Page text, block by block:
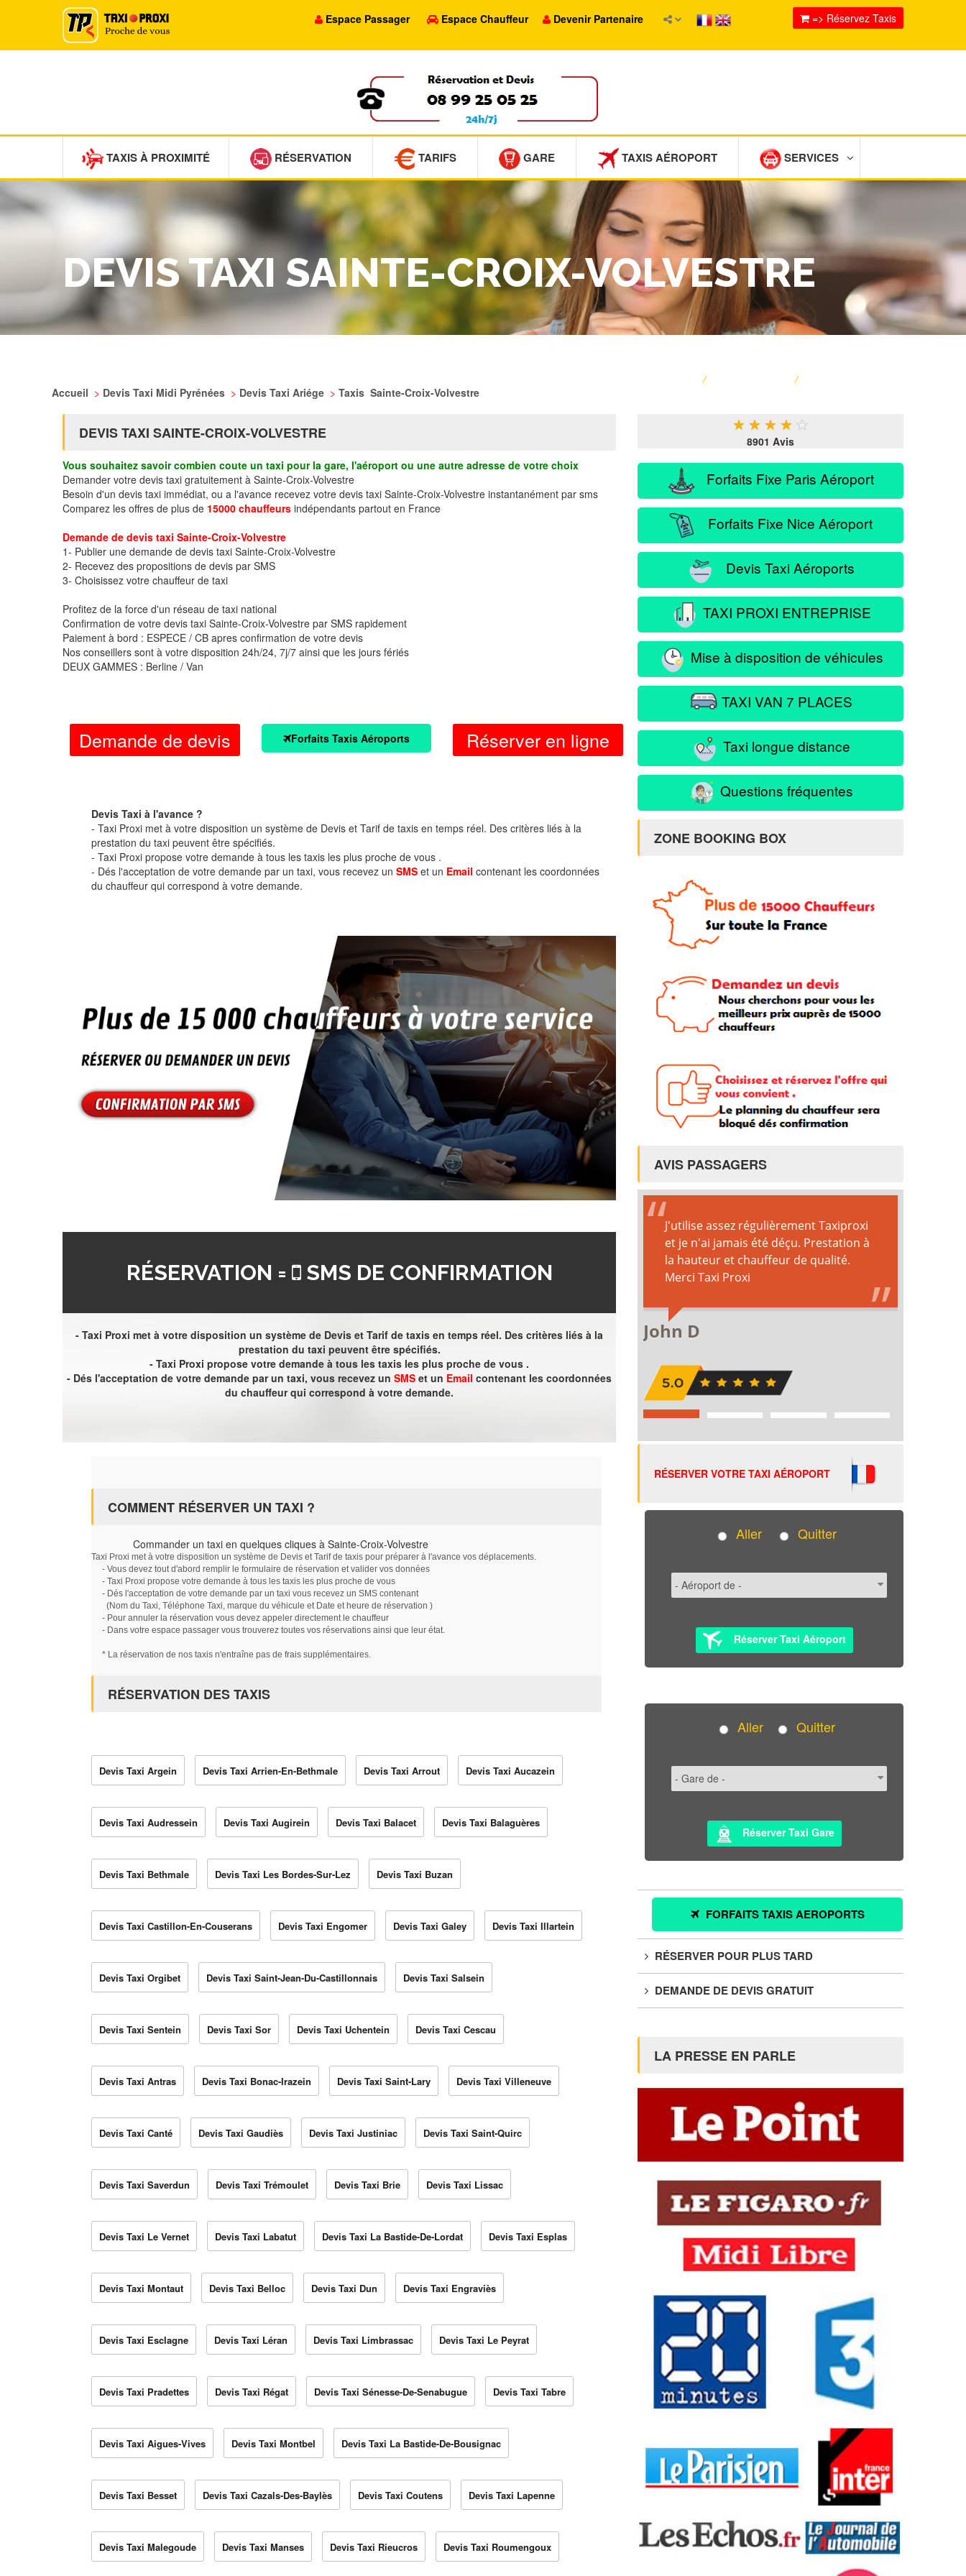
Espace Passager Espace Chauffeur Devenir Partenaire => Réservez Taxis
TAXIS À PROXIMITÉ RÉSERVATION TARIFS GARE TAXIS AÉROPORT SERVICES
DEVIS TAXI SAINTE-CROIX-VOLVESTRE
/ /
Accueil > Devis Taxi Midi Pyrénées > Devis Taxi Ariége > Taxis Sainte-Croix-Volvestre
DEVIS TAXI SAINTE-CROIX-VOLVESTRE
Vous souhaitez savoir combien coute un taxi pour la gare, l'aéroport ou une autre adresse de votre choix
Demander votre devis taxi gratuitement à Sainte-Croix-Volvestre
Besoin d'un devis taxi immédiat, ou a l'avance recevez votre devis taxi Sainte-Croix-Volvestre instantanément par sms
Comparez les offres de plus de 15000 chauffeurs indépendants partout en France
Demande de devis taxi Sainte-Croix-Volvestre
1- Publier une demande de devis taxi Sainte-Croix-Volvestre
2- Recevez des propositions de devis par SMS
3- Choisissez votre chauffeur de taxi
Profitez de la force d'un réseau de taxi national
Confirmation de votre devis taxi Sainte-Croix-Volvestre par SMS rapidement
Paiement à bord : ESPECE / CB apres confirmation de votre devis
Nos conseillers sont à votre disposition 24h/24, 7j/7 ainsi que les jours fériés
DEUX GAMMES : Berline / Van
Demande de devis Forfaits Taxis Aéroports Réserver en ligne
Devis Taxi à l'avance ?
- Taxi Proxi met à votre disposition un système de Devis et Tarif de taxis en temps réel. Des critères liés à la
prestation du taxi peuvent être spécifiés.
- Taxi Proxi propose votre demande à tous les taxis les plus proche de vous .
- Dés l'acceptation de votre demande par un taxi, vous recevez un SMS et un Email contenant les coordonnées
du chauffeur qui correspond à votre demande.
RÉSERVATION = SMS DE CONFIRMATION
- Taxi Proxi met à votre disposition un système de Devis et Tarif de taxis en temps réel. Des critères liés à la
prestation du taxi peuvent être spécifiés.
- Taxi Proxi propose votre demande à tous les taxis les plus proche de vous .
- Dés l'acceptation de votre demande par un taxi, vous recevez un SMS et un Email contenant les coordonnées
du chauffeur qui correspond à votre demande.
COMMENT RÉSERVER UN TAXI ?
Commander un taxi en quelques cliques à Sainte-Croix-Volvestre
Taxi Proxi met à votre disposition un système de Devis et Tarif de taxis pour préparer à l'avance vos déplacements.
- Vous devez tout d'abord remplir le formulaire de réservation et valider vos données
- Taxi Proxi propose votre demande à tous les taxis les plus proche de vous
- Dés l'acceptation de votre demande par un taxi vous recevez un SMS contenant
(Nom du Taxi, Téléphone Taxi, marque du véhicule et Date et heure de réservation )
- Pour annuler la réservation vous devez appeler directement le chauffeur
- Dans votre espace passager vous trouverez toutes vos réservations ainsi que leur état.
* La réservation de nos taxis n'entraîne pas de frais supplémentaires.
RÉSERVATION DES TAXIS
Devis Taxi Argein Devis Taxi Arrien-En-Bethmale Devis Taxi Arrout Devis Taxi Aucazein
Devis Taxi Audressein Devis Taxi Augirein Devis Taxi Balacet Devis Taxi Balaguères
Devis Taxi Bethmale Devis Taxi Les Bordes-Sur-Lez Devis Taxi Buzan
Devis Taxi Castillon-En-Couserans Devis Taxi Engomer Devis Taxi Galey Devis Taxi Illartein
Devis Taxi Orgibet Devis Taxi Saint-Jean-Du-Castillonnais Devis Taxi Salsein
Devis Taxi Sentein Devis Taxi Sor Devis Taxi Uchentein Devis Taxi Cescau
Devis Taxi Antras Devis Taxi Bonac-Irazein Devis Taxi Saint-Lary Devis Taxi Villeneuve
Devis Taxi Canté Devis Taxi Gaudiès Devis Taxi Justiniac Devis Taxi Saint-Quirc
Devis Taxi Saverdun Devis Taxi Trémoulet Devis Taxi Brie Devis Taxi Lissac
Devis Taxi Le Vernet Devis Taxi Labatut Devis Taxi La Bastide-De-Lordat Devis Taxi Esplas
Devis Taxi Montaut Devis Taxi Belloc Devis Taxi Dun Devis Taxi Engraviès
Devis Taxi Esclagne Devis Taxi Léran Devis Taxi Limbrassac Devis Taxi Le Peyrat
Devis Taxi Pradettes Devis Taxi Régat Devis Taxi Sénesse-De-Senabugue Devis Taxi Tabre
Devis Taxi Aigues-Vives Devis Taxi Montbel Devis Taxi La Bastide-De-Bousignac
Devis Taxi Besset Devis Taxi Cazals-Des-Baylès Devis Taxi Coutens Devis Taxi Lapenne
Devis Taxi Malegoude Devis Taxi Manses Devis Taxi Rieucros Devis Taxi Roumengoux
★ ★ ★ ★ ★
8901 Avis
Forfaits Fixe Paris Aéroport
Forfaits Fixe Nice Aéroport
Devis Taxi Aéroports
TAXI PROXI ENTREPRISE
Mise à disposition de véhicules
TAXI VAN 7 PLACES
Taxi longue distance
Questions fréquentes
ZONE BOOKING BOX
AVIS PASSAGERS
RÉSERVER VOTRE TAXI AÉROPORT
Aller Quitter
Réserver Taxi Aéroport
Aller Quitter
Réserver Taxi Gare
FORFAITS TAXIS AEROPORTS
RÉSERVER POUR PLUS TARD
DEMANDE DE DEVIS GRATUIT
LA PRESSE EN PARLE